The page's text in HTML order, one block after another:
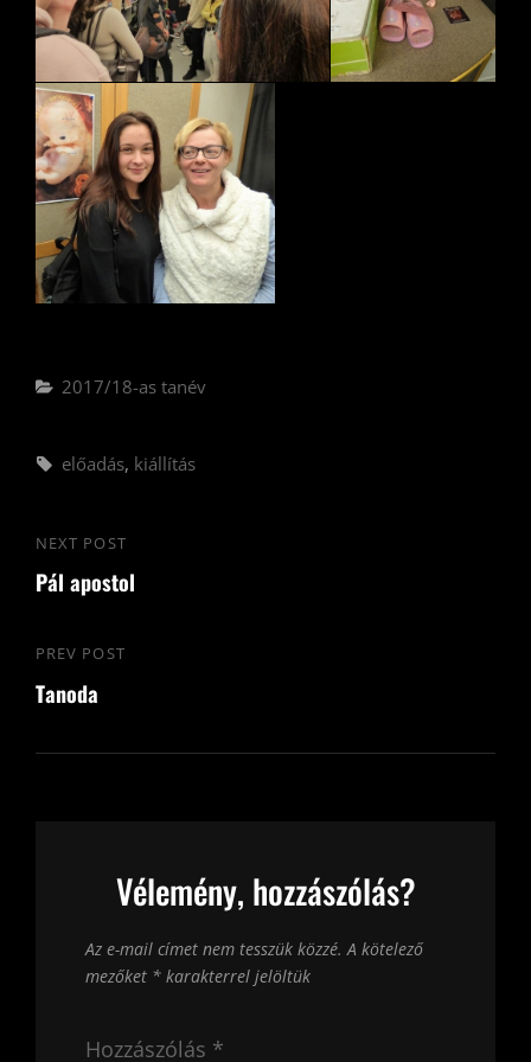
Categories
2017/18-as tanév
Tags,
előadás, kiállítás
Bejegyzés
navigáció
Previous
Post
PREV POST
Tanoda
Next
Post
NEXT POST
Pál apostol
Vélemény, hozzászólás?
Az e-mail címet nem tesszük közzé. A kötelező
mezőket * karakterrel jelöltük
Hozzászólás *